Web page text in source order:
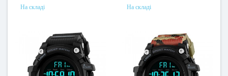
На складі На складі